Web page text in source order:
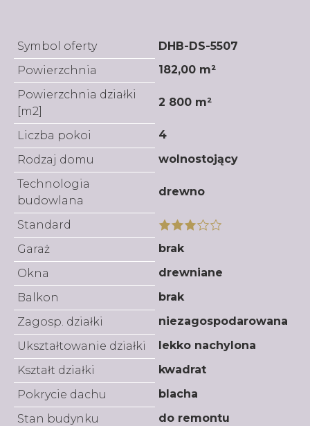
Symbol oferty
DHB-DS-5507
Powierzchnia
182,00 m²
Powierzchnia działki
[m2]
2 800 m²
Liczba pokoi
4
Rodzaj domu
wolnostojący
Technologia
budowlana
drewno
Standard
Garaż
brak
Okna
drewniane
Balkon
brak
Zagosp. działki
niezagospodarowana
Ukształtowanie działki
lekko nachylona
Kształt działki
kwadrat
Pokrycie dachu
blacha
Stan budynku
do remontu